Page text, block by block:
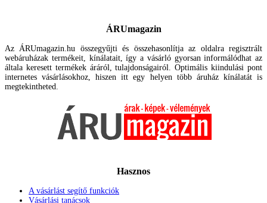
ÁRUmagazin
Az ÁRUmagazin.hu összegyűjti és összehasonlítja az oldalra regisztrált
webáruházak termékeit, kínálatait, így a vásárló gyorsan informálódhat az
általa keresett termékek áráról, tulajdonságairól. Optimális kiindulási pont
internetes vásárlásokhoz, hiszen itt egy helyen több áruház kínálatát is
megtekintheted.
Hasznos
A vásárlást segítő funkciók
Vásárlási tanácsok